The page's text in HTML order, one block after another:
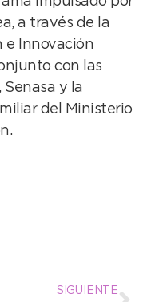
a través de la
e Innovación
con las
y la
del Ministerio
SIGUIENTE